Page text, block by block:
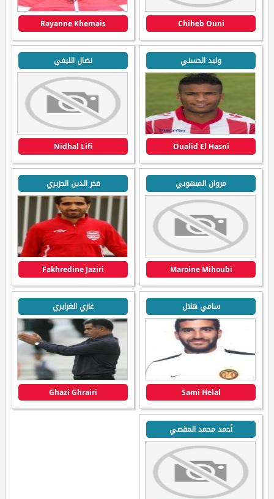
Chiheb Ouni
Rayanne Khemais
وليد الحسني
Oualid El Hasni
نضال الليفي
Nidhal Lifi
مروان الميهوبي
Maroine Mihoubi
فخر الدين الجزيري
Fakhredine Jaziri
سامي هلال
Sami Helal
غازي الغرايري
Ghazi Ghrairi
أحمد محمد المقصي